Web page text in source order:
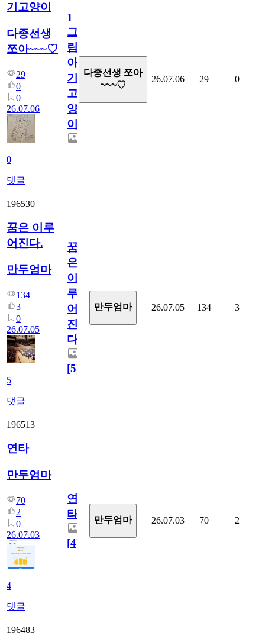
기고양이
다종선생
쪼아~~~♡
29
0
0
26.07.06
0
댓글
1
그
림...
아
기
고
양
이
다종선생 쪼아
~~~♡
26.07.06 29 0
196530
꿈은 이루
어진다.
만두엄마
134
3
0
26.07.05
5
댓글
꿈
은
이
루
어
진
다.
[5]
만두엄마 26.07.05 134 3
196513
연타
만두엄마
70
2
0
26.07.03
4
댓글
연
타
[4]
만두엄마 26.07.03 70 2
196483